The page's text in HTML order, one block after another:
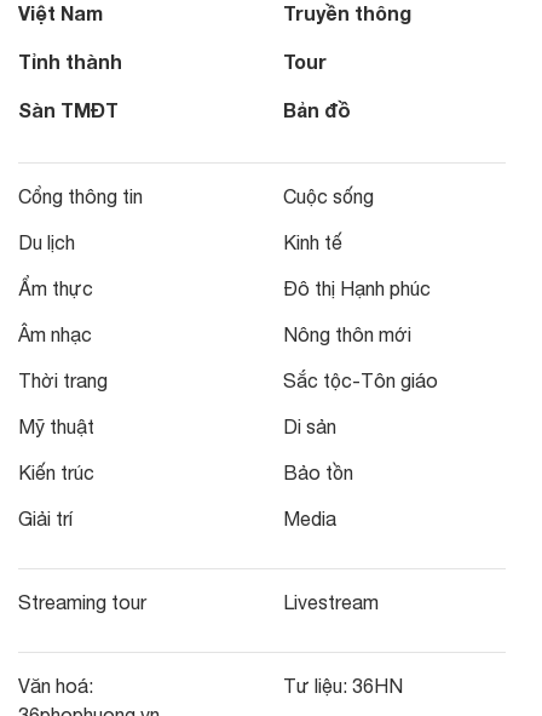
Việt Nam
Tỉnh thành
Sàn TMĐT
Truyền thông
Tour
Bản đồ
Cổng thông tin
Du lịch
Ẩm thực
Âm nhạc
Thời trang
Mỹ thuật
Kiến trúc
Giải trí
Cuộc sống
Kinh tế
Đô thị Hạnh phúc
Nông thôn mới
Sắc tộc-Tôn giáo
Di sản
Bảo tồn
Media
Streaming tour Livestream
Văn hoá:
Tư liệu: 36HN